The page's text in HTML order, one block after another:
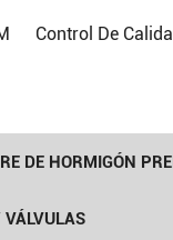
Control De
DE HORMIGÓN
VÁLVULAS